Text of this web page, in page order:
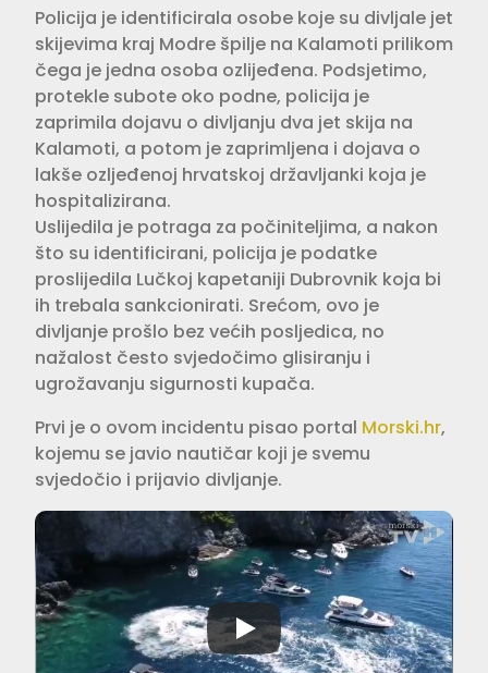
Policija je identificirala osobe koje su divljale jet
skijevima kraj Modre špilje na Kalamoti prilikom
čega je jedna osoba ozlijeđena. Podsjetimo,
protekle subote oko podne, policija je
zaprimila dojavu o divljanju dva jet skija na
Kalamoti, a potom je zaprimljena i dojava o
lakše ozljeđenoj hrvatskoj državljanki koja je
hospitalizirana.
Uslijedila je potraga za počiniteljima, a nakon
što su identificirani, policija je podatke
proslijedila Lučkoj kapetaniji Dubrovnik koja bi
ih trebala sankcionirati. Srećom, ovo je
divljanje prošlo bez većih posljedica, no
nažalost često svjedočimo glisiranju i
ugrožavanju sigurnosti kupača.
Prvi je o ovom incidentu pisao portal Morski.hr,
kojemu se javio nautičar koji je svemu
svjedočio i prijavio divljanje.